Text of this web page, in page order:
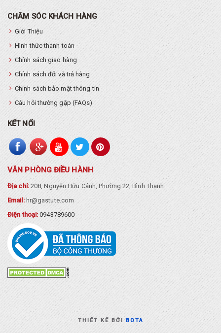
CHĂM SÓC KHÁCH HÀNG
Giới Thiệu
Hình thức thanh toán
Chính sách giao hàng
Chính sách đổi và trả hàng
Chính sách bảo mật thông tin
Câu hỏi thường gặp (FAQs)
KẾT NỐI
VĂN PHÒNG ĐIỀU HÀNH
Địa chỉ:208, Nguyễn Hữu Cảnh, Phường 22, Bình Thạnh
Email:hr@gastute.com
Điện thoại:0943789600
THIẾT KẾ BỞIBOTA